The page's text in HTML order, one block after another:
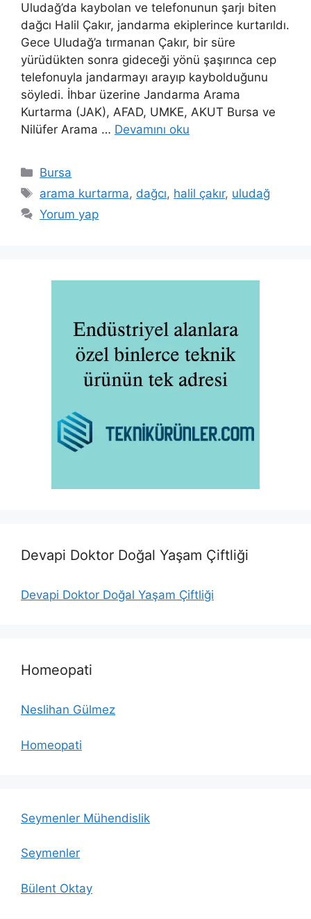
Uludağ’da kaybolan ve telefonunun şarjı biten
dağcı Halil Çakır, jandarma ekiplerince kurtarıldı.
Gece Uludağ’a tırmanan Çakır, bir süre
yürüdükten sonra gideceği yönü şaşırınca cep
telefonuyla jandarmayı arayıp kaybolduğunu
söyledi. İhbar üzerine Jandarma Arama
Kurtarma (JAK), AFAD, UMKE, AKUT Bursa ve
Nilüfer Arama … Devamını oku
Kategoriler
Bursa
Etiketler
arama kurtarma, dağcı, halil çakır, uludağ
Yorum yap
Devapi Doktor Doğal Yaşam Çiftliği
Devapi Doktor Doğal Yaşam Çiftliği
Homeopati
Neslihan Gülmez
Homeopati
Seymenler Mühendislik
Seymenler
Bülent Oktay